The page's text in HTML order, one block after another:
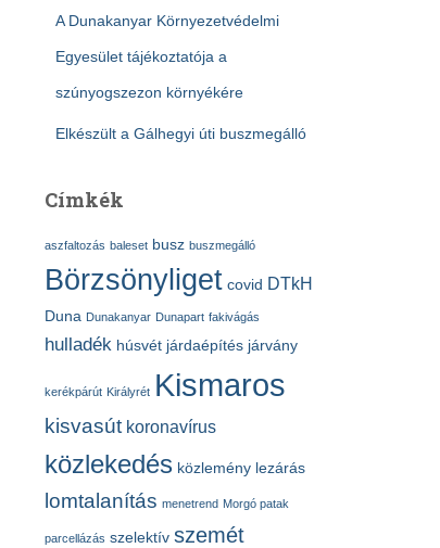
A Dunakanyar Környezetvédelmi
Egyesület tájékoztatója a
szúnyogszezon környékére
Elkészült a Gálhegyi úti buszmegálló
Címkék
aszfaltozás baleset busz buszmegálló
Börzsönyliget covid DTkH
Duna Dunakanyar Dunapart fakivágás
hulladék húsvét járdaépítés járvány
kerékpárút Királyrét Kismaros
kisvasút koronavírus
közlekedés közlemény lezárás
lomtalanítás menetrend Morgó patak
parcellázás szelektív szemét